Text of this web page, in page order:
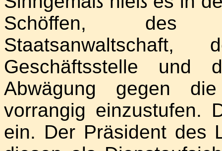
Schöffen, des
Geschäftsstelle und
Abwägung gegen
vorrangig einzustufen.
ein. Der Präsident des